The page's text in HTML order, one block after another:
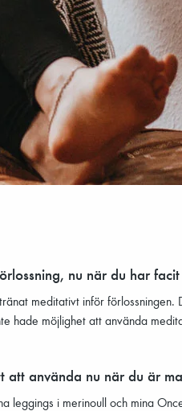
nu när du har
meditativt inför förlossningen.
hade möjlighet att använda
använda nu när du är
leggings i merinoull och mina